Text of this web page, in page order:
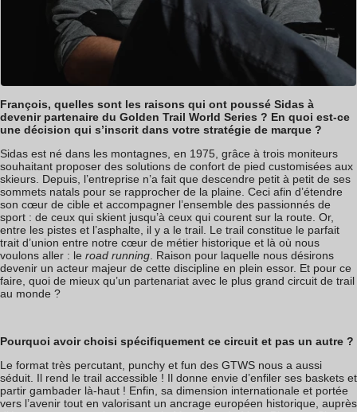
François, quelles sont les raisons qui ont poussé Sidas à
devenir partenaire du Golden Trail World Series ? En quoi est-ce
une décision qui s’inscrit dans votre stratégie de marque ?
Sidas est né dans les montagnes, en 1975, grâce à trois moniteurs
souhaitant proposer des solutions de confort de pied customisées aux
skieurs. Depuis, l’entreprise n’a fait que descendre petit à petit de ses
sommets natals pour se rapprocher de la plaine. Ceci afin d’étendre
son cœur de cible et accompagner l’ensemble des passionnés de
sport : de ceux qui skient jusqu’à ceux qui courent sur la route. Or,
entre les pistes et l’asphalte, il y a le trail. Le trail constitue le parfait
trait d’union entre notre cœur de métier historique et là où nous
voulons aller : le road running . Raison pour laquelle nous désirons
devenir un acteur majeur de cette discipline en plein essor. Et pour ce
faire, quoi de mieux qu’un partenariat avec le plus grand circuit de trail
au monde ?
Pourquoi avoir choisi spécifiquement ce circuit et pas un autre ?
Le format très percutant, punchy et fun des GTWS nous a aussi
séduit. Il rend le trail accessible ! Il donne envie d’enfiler ses baskets et
partir gambader là-haut ! Enfin, sa dimension internationale et portée
vers l’avenir tout en valorisant un ancrage européen historique, auprès